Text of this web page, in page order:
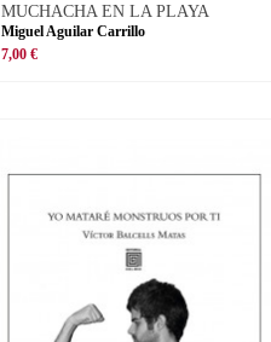
MUCHACHA EN LA PLAYA
Miguel Aguilar Carrillo
7,00 €